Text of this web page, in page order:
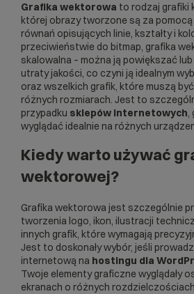
Grafika wektorowa to rodzaj grafiki
której obrazy tworzone są za
równań opisujących linie, kształty i
przeciwieństwie do bitmap, grafika
skalowalna – można ją powiększać
utraty jakości, co czyni ją idealnym
oraz wszelkich grafik, które muszą
różnych rozmiarach. Jest to
przypadku sklepów internetowych,
wyglądać idealnie na różnych
Kiedy warto używać
wektorowej?
Grafika wektorowa jest szczególnie
tworzenia logo, ikon, ilustracji
innych grafik, które wymagają
Jest to doskonały wybór, jeśli
internetową na hostingu dla
Twoje elementy graficzne wyglądały
ekranach o różnych